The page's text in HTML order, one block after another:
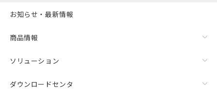
お知らせ・最新情報
商品情報
ソリューション
ダウンロードセンタ